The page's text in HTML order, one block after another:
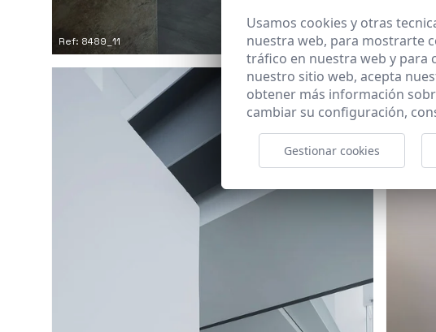
Ref: 8489_11
Usamos cookies y otras
nuestra web, para mostrarte
tráfico en nuestra web y para
nuestro sitio web, acepta
obtener más información
cambiar su configuración,
Gestionar cookies